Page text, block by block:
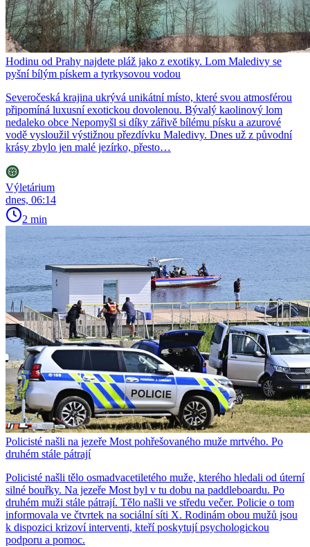
Hodinu od Prahy najdete pláž jako z exotiky. Lom Maledivy se
pyšní bílým pískem a tyrkysovou vodou
Severočeská krajina ukrývá unikátní místo, které svou atmosférou
připomíná luxusní exotickou dovolenou. Bývalý kaolinový lom
nedaleko obce Nepomyšl si díky zářivě bílému písku a azurové
vodě vysloužil výstižnou přezdívku Maledivy. Dnes už z původní
krásy zbylo jen malé jezírko, přesto…
Výletárium
dnes, 06:14
2 min
Policisté našli na jezeře Most pohřešovaného muže mrtvého. Po
druhém stále pátrají
Policisté našli tělo osmadvacetiletého muže, kterého hledali od úterní
silné bouřky. Na jezeře Most byl v tu dobu na paddleboardu. Po
druhém muži stále pátrají. Tělo našli ve středu večer. Policie o tom
informovala ve čtvrtek na sociální síti X. Rodinám obou mužů jsou
k dispozici krizoví interventi, kteří poskytují psychologickou
podporu a pomoc.